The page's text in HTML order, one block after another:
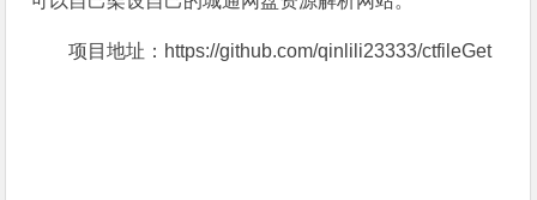
项目地址：https://github.com/qinlili23333/ctfileGet